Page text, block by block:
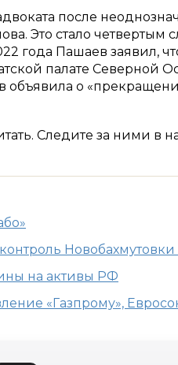
после
Это стало четвертым
года Пашаев заявил,
палате Северной
объявила о
Следите за ними в
на активы РФ
«Газпрому»,